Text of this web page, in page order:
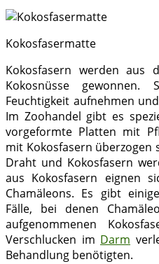
Kokosfasermatte
Kokosfasern werden aus
Kokosnüsse
Feuchtigkeit aufnehmen
Im Zoohandel gibt es
vorgeformte Platten mit
mit Kokosfasern überzogen
Draht und Kokosfasern
aus Kokosfasern eignen
Chamäleons. Es gibt
Fälle, bei denen
aufgenommenen
Verschlucken im Darm
Behandlung benötigten.